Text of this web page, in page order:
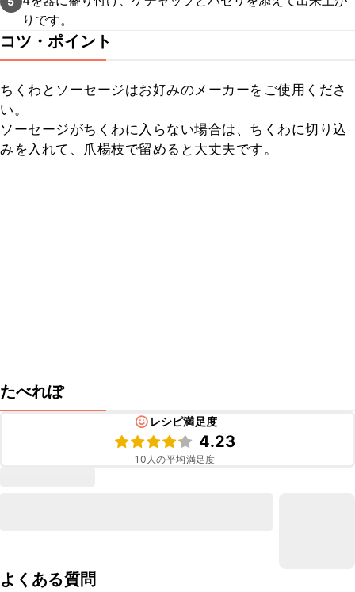
りです。
コツ・ポイント
ちくわとソーセージはお好みのメーカーをご使用くださ
い。
ソーセージがちくわに入らない場合は、ちくわに切り込
みを入れて、爪楊枝で留めると大丈夫です。
たべれぽ
レシピ満足度
4.23
10 人の平均満足度
よくある質問